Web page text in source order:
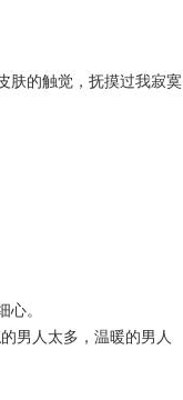
的触觉，抚摸过我寂寞
。
男人太多，温暖的男人